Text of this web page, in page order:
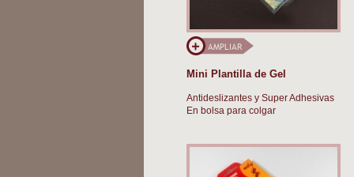
Mini Plantilla de Gel
Antideslizantes y Super Adhesivas
En bolsa para colgar